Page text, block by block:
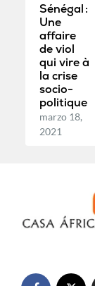
Sénégal :
Une
affaire
de viol
qui vire à
la crise
socio-
politique
marzo 18,
2021